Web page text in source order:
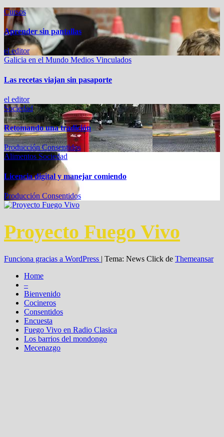
Cursos
Aprender sin pantallas
el editor
Galicia en el Mundo Medios Vinculados
Las recetas viajan sin pasaporte
el editor
Sociedad
Retomando una tradición
Producción Consentidos
Alimentos Sociedad
Licencia digital y manejar comiendo
Producción Consentidos
Proyecto Fuego Vivo
Funciona gracias a WordPress | Tema: News Click de Themeansar
Home
–
Bienvenido
Cocineros
Consentidos
Encuesta
Fuego Vivo en Radio Clasica
Los barrios del mondongo
Mecenazgo